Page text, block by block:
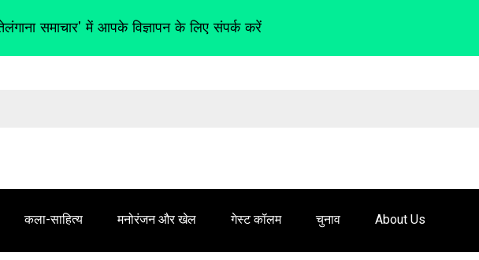
कला-साहित्य मनोरंजन और खेल गेस्ट कॉलम चुनाव About Us
समाचार' में आपके विज्ञापन के लिए संपर्क करें